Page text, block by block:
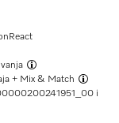
+ Mix & Match
i